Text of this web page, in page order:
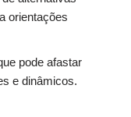
orientações
pode afastar
e dinâmicos.